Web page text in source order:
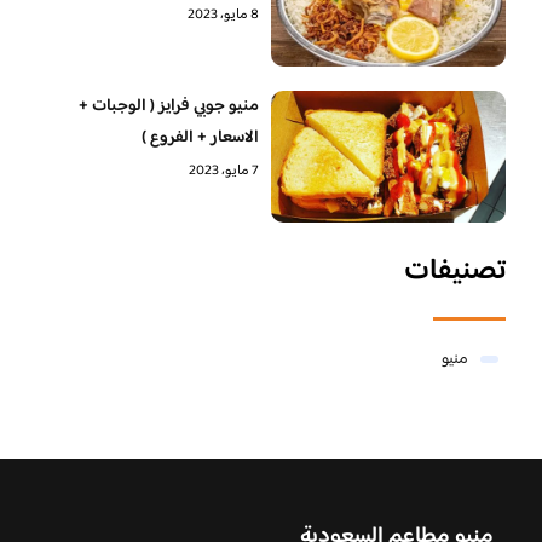
8 مايو، 2023
منيو جوبي فرايز ( الوجبات +
الاسعار + الفروع )
7 مايو، 2023
تصنيفات
منيو